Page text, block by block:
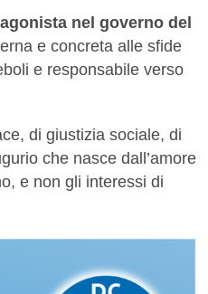
nel governo del
e concreta alle sfide
e responsabile verso
di giustizia sociale, di
che nasce dall’amore
e non gli interessi di